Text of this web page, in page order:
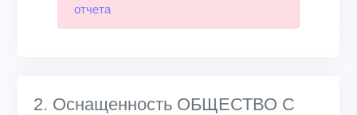
отчета
2. Оснащенность ОБЩЕСТВО С